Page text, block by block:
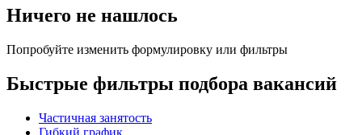
Ничего не нашлось
Попробуйте изменить формулировку или фильтры
Быстрые фильтры подбора вакансий
Частичная занятость
Гибкий график